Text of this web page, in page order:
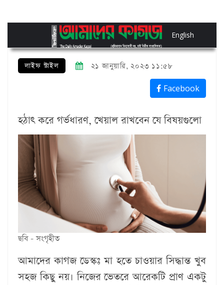
English
লাইফ স্টাইল ২১ জানুয়ারি, ২০২৩ ১১:৫৮
Facebook
হঠাৎ করে গর্ভধারণ, খেয়াল রাখবেন যে বিষয়গুলো
ছবি - সংগৃহীত
আমাদের কাগজ ডেস্কঃমা হতে চাওয়ার সিদ্ধান্ত খুব
সহজ কিছু নয়। নিজের ভেতরে আরেকটি প্রাণ একটু